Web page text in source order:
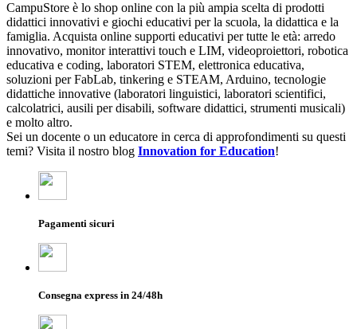
CampuStore è lo shop online con la più ampia scelta di prodotti
didattici innovativi e giochi educativi per la scuola, la didattica e la
famiglia. Acquista online supporti educativi per tutte le età: arredo
innovativo, monitor interattivi touch e LIM, videoproiettori, robotica
educativa e coding, laboratori STEM, elettronica educativa,
soluzioni per FabLab, tinkering e STEAM, Arduino, tecnologie
didattiche innovative (laboratori linguistici, laboratori scientifici,
calcolatrici, ausili per disabili, software didattici, strumenti musicali)
e molto altro.
Sei un docente o un educatore in cerca di approfondimenti su questi
temi? Visita il nostro blog Innovation for Education!
Pagamenti sicuri
Consegna express in 24/48h